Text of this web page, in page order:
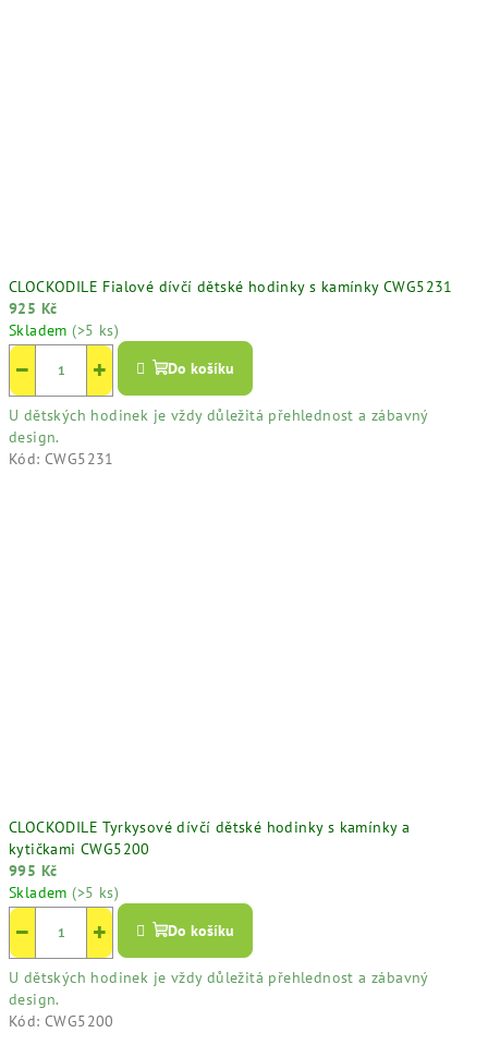
CLOCKODILE Fialové dívčí dětské hodinky s kamínky CWG5231
925 Kč
Skladem (>5 ks)
+
− Do košíku
U dětských hodinek je vždy důležitá přehlednost a zábavný
design.
Kód: CWG5231
CLOCKODILE Tyrkysové dívčí dětské hodinky s kamínky a
kytičkami CWG5200
995 Kč
Skladem (>5 ks)
+
− Do košíku
U dětských hodinek je vždy důležitá přehlednost a zábavný
design.
Kód: CWG5200